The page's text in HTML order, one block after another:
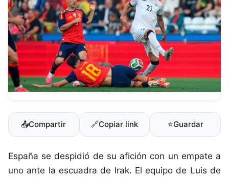
📤Compartir 🔗Copiar link ⭐Guardar
España se despidió de su afición con un empate a
uno ante la escuadra de Irak. El equipo de Luis de